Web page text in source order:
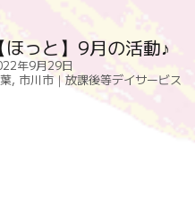
【ほっと】9月の活動♪
年9月29日
, 市川市｜放課後等デイサービス